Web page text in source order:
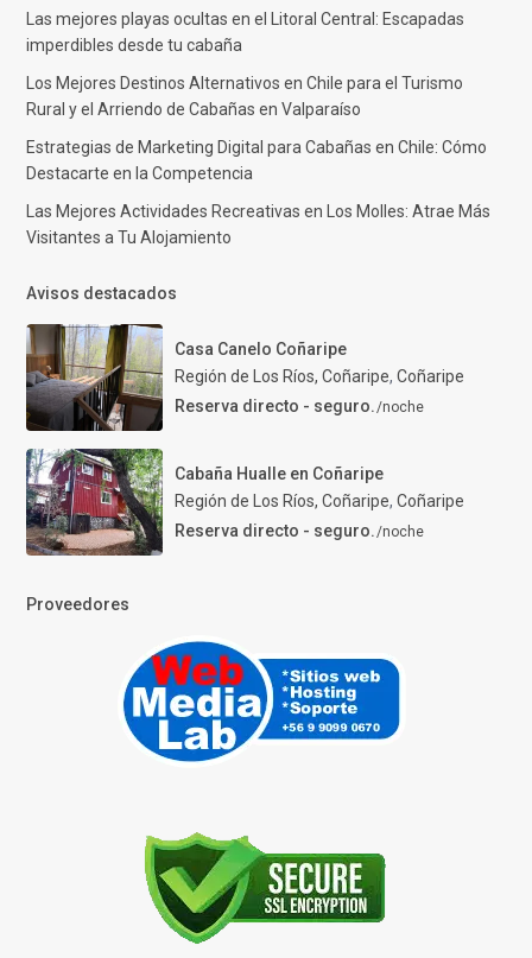
Las mejores playas ocultas en el Litoral Central: Escapadas
imperdibles desde tu cabaña
Los Mejores Destinos Alternativos en Chile para el Turismo
Rural y el Arriendo de Cabañas en Valparaíso
Estrategias de Marketing Digital para Cabañas en Chile: Cómo
Destacarte en la Competencia
Las Mejores Actividades Recreativas en Los Molles: Atrae Más
Visitantes a Tu Alojamiento
Avisos destacados
Casa Canelo Coñaripe
Región de Los Ríos, Coñaripe, Coñaripe
Reserva directo - seguro./noche
Cabaña Hualle en Coñaripe
Región de Los Ríos, Coñaripe, Coñaripe
Reserva directo - seguro./noche
Proveedores